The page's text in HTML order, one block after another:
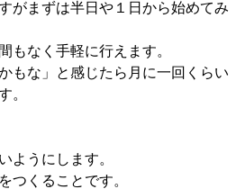
がまずは半日や１日から始めてみ
もなく手軽に行えます。
もな」と感じたら月に一回くらい
。
ようにします。
つくることです。